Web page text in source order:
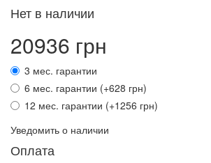
Нет в наличии
20936 грн
3 мес. гарантии
6 мес. гарантии (+628 грн)
12 мес. гарантии (+1256 грн)
Уведомить о наличии
Оплата